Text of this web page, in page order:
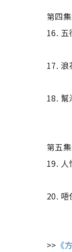
第四
16. 五
17. 浪
18. 幫
第五
19. 人
20. 唔
>> 《